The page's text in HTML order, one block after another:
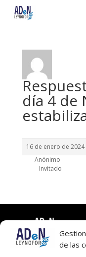
de las
día 4 de
16 de enero de 2024
Anónimo
Invitado